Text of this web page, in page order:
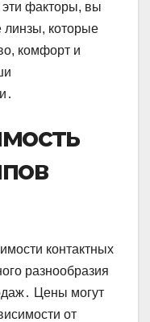
факторы, вы
линзы, которые
комфорт и
контактных
разнообразия
Цены могут
от